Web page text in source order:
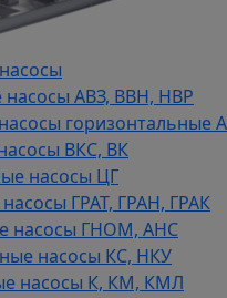
насосы АВЗ, ВВН, НВР
горизонтальные
ВКС, ВК
насосы ЦГ
ГРАТ, ГРАН, ГРАК
насосы ГНОМ, АНС
насосы КС, НКУ
насосы К, КМ, КМЛ